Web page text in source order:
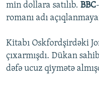
min dollara satılıb. BBC
romanı adı
Kitabı Oskfordşirdəki
çıxarmışdı. Dükan
dəfə ucuz qiymətə